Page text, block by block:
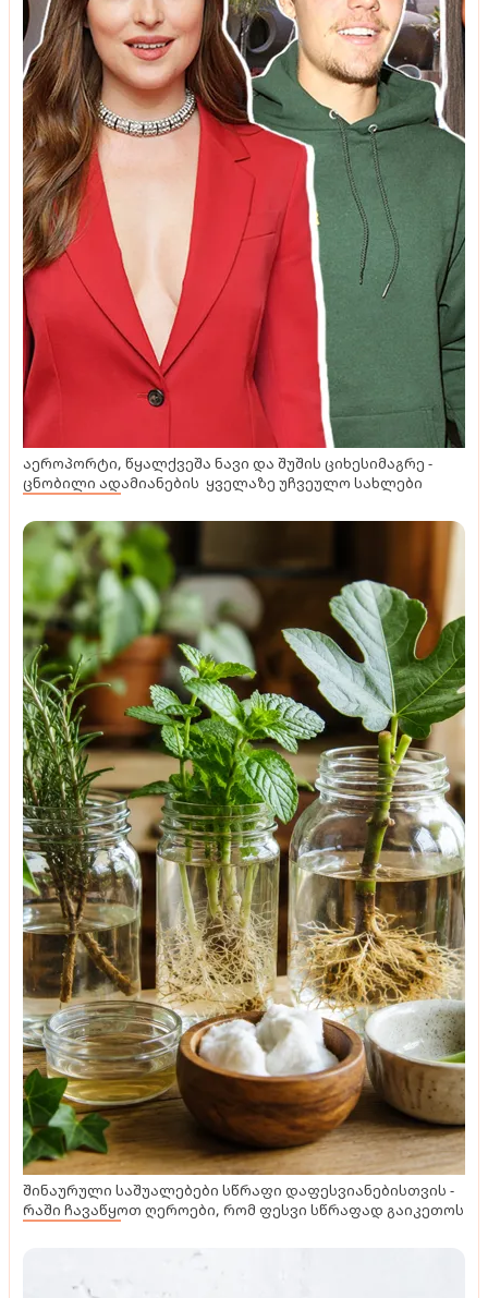
აეროპორტი, წყალქვეშა ნავი და შუშის ციხესიმაგრე -
ცნობილი ადამიანების ყველაზე უჩვეულო სახლები
შინაურული საშუალებები სწრაფი დაფესვიანებისთვის -
რაში ჩავაწყოთ ღეროები, რომ ფესვი სწრაფად გაიკეთოს